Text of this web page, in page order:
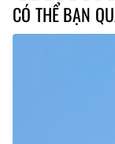
CÓ THỂ BẠN